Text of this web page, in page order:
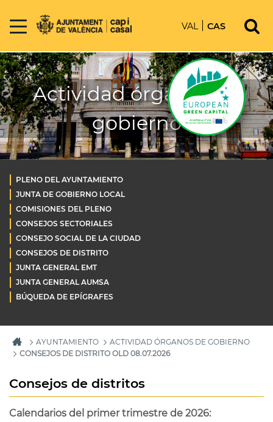
VAL CAS
Actividad órganos de
gobierno
PLENO DEL AYUNTAMIENTO
JUNTA DE GOBIERNO LOCAL
COMISIONES DEL PLENO
CONSEJOS SECTORIALES
CONSEJO SOCIAL DE LA CIUDAD
CONSEJOS DE DISTRITO
JUNTA GENERAL EMT
JUNTA GENERAL AUMSA
BÚQUEDA DE EPÍGRAFES
AYUNTAMIENTO
ACTIVIDAD ÓRGANOS DE GOBIERNO
CONSEJOS DE DISTRITO OLD 08.07.2026
Consejos de distritos
Calendarios del primer trimestre de 2026: